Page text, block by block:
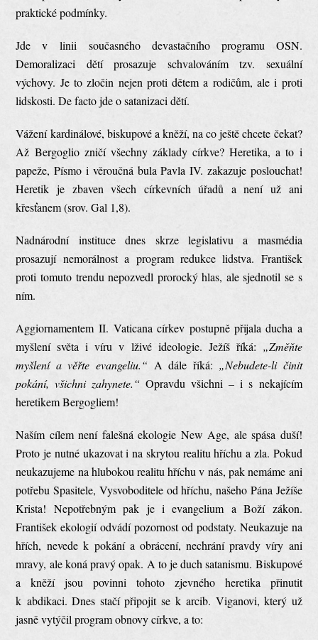
praktické podmínky.
Jde v linii současného devastačního programu OSN.
Demoralizaci dětí prosazuje schvalováním tzv. sexuální
výchovy. Je to zločin nejen proti dětem a rodičům, ale i proti
lidskosti. De facto jde o satanizaci dětí.
Vážení kardinálové, biskupové a kněží, na co ještě chcete čekat?
Až Bergoglio zničí všechny základy církve? Heretika, a to i
papeže, Písmo i věroučná bula Pavla IV. zakazuje poslouchat!
Heretik je zbaven všech církevních úřadů a není už ani
křesťanem (srov. Gal 1,8).
Nadnárodní instituce dnes skrze legislativu a masmédia
prosazují nemorálnost a program redukce lidstva. František
proti tomuto trendu nepozvedl prorocký hlas, ale sjednotil se s
ním.
Aggiornamentem II. Vaticana církev postupně přijala ducha a
myšlení světa i víru v lživé ideologie. Ježíš říká: „Změňte
myšlení a věřte evangeliu.“ A dále říká: „Nebudete-li činit
pokání, všichni zahynete.“Opravdu všichni – i s nekajícím
heretikem Bergogliem!
Naším cílem není falešná ekologie New Age, ale spása duší!
Proto je nutné ukazovat i na skrytou realitu hříchu a zla. Pokud
neukazujeme na hlubokou realitu hříchu v nás, pak nemáme ani
potřebu Spasitele, Vysvoboditele od hříchu, našeho Pána Ježíše
Krista! Nepotřebným pak je i evangelium a Boží zákon.
František ekologií odvádí pozornost od podstaty. Neukazuje na
hřích, nevede k pokání a obrácení, nechrání pravdy víry ani
mravy, ale koná pravý opak. A to je duch satanismu. Biskupové
a kněží jsou povinni tohoto zjevného heretika přinutit
k abdikaci. Dnes stačí připojit se k arcib. Viganovi, který už
jasně vytýčil program obnovy církve, a to: